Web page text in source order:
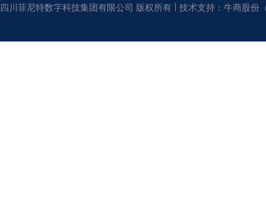
四川菲尼特数字科技集团有限公司 版权所有 技术支持：牛商股份